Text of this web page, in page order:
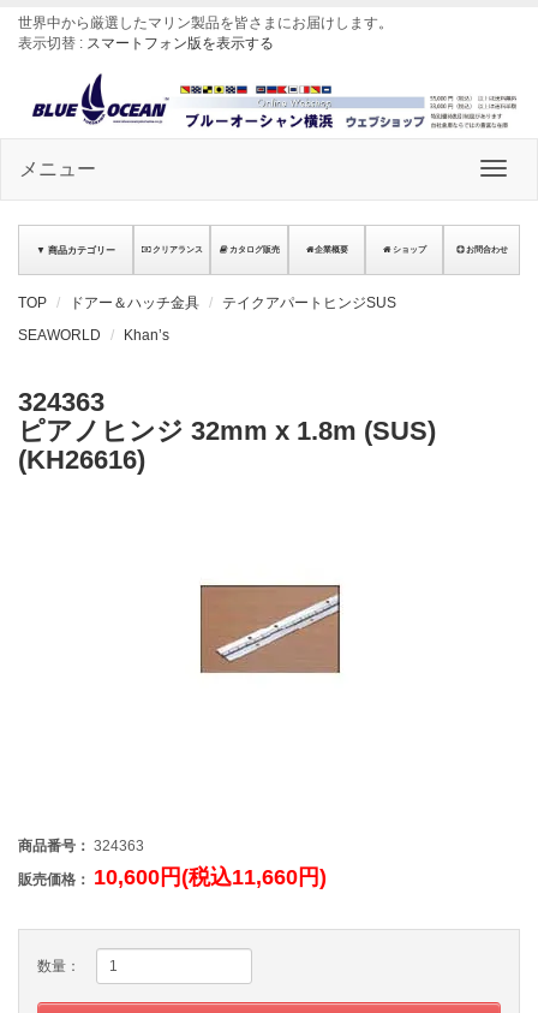
世界中から厳選したマリン製品を皆さまにお届けします。
表示切替 : スマートフォン版を表示する
メニュー
▼ 商品カテゴリー クリアランス カタログ販売 企業概要 ショップ お問合わせ
TOP ドアー＆ハッチ金具
テイクアパートヒンジSUS
SEAWORLD
Khan’s
324363
ピアノヒンジ 32mm x 1.8m (SUS)
(KH26616)
商品番号： 324363
販売価格： 10,600円(税込11,660円)
数量：